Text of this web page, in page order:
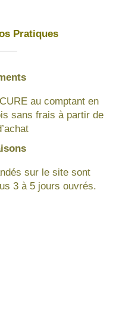
Pratiques
au comptant en
sans frais à partir de
sur le site sont
3 à 5 jours ouvrés.